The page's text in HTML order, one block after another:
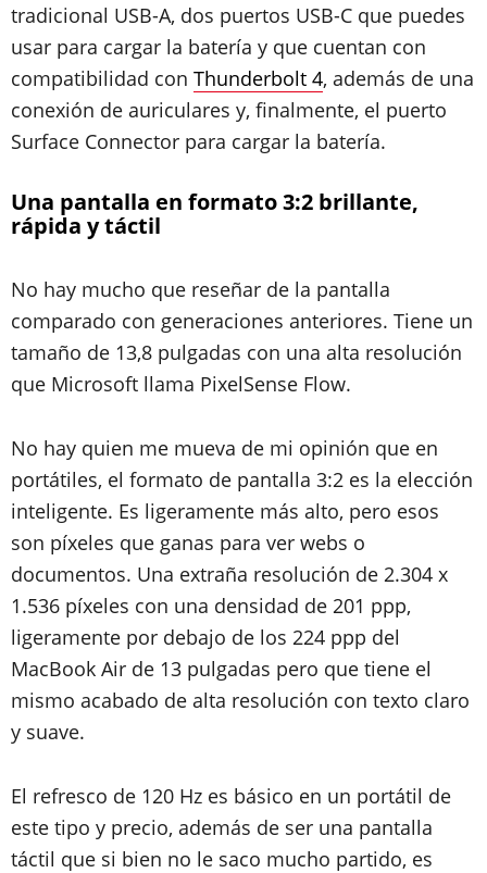
tradicional USB-A, dos puertos USB-C que puedes
usar para cargar la batería y que cuentan con
compatibilidad con Thunderbolt 4, además de una
conexión de auriculares y, finalmente, el puerto
Surface Connector para cargar la batería.
Una pantalla en formato 3:2 brillante,
rápida y táctil
No hay mucho que reseñar de la pantalla
comparado con generaciones anteriores. Tiene un
tamaño de 13,8 pulgadas con una alta resolución
que Microsoft llama PixelSense Flow.
No hay quien me mueva de mi opinión que en
portátiles, el formato de pantalla 3:2 es la elección
inteligente. Es ligeramente más alto, pero esos
son píxeles que ganas para ver webs o
documentos. Una extraña resolución de 2.304 x
1.536 píxeles con una densidad de 201 ppp,
ligeramente por debajo de los 224 ppp del
MacBook Air de 13 pulgadas pero que tiene el
mismo acabado de alta resolución con texto claro
y suave.
El refresco de 120 Hz es básico en un portátil de
este tipo y precio, además de ser una pantalla
táctil que si bien no le saco mucho partido, es